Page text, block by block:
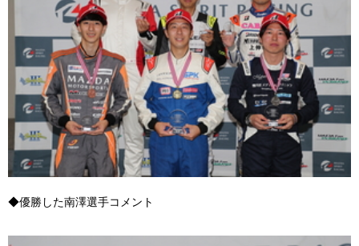
◆優勝した南澤選手コメント